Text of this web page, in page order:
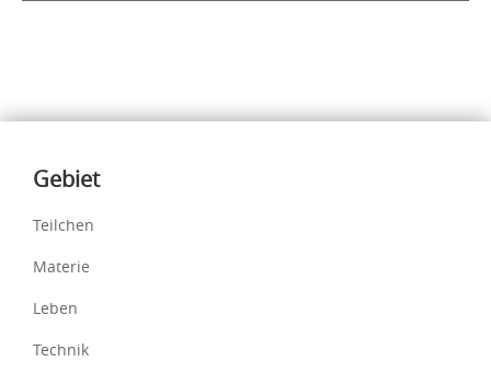
Inhalte
Gebiet
Teilchen
Materie
Leben
Technik